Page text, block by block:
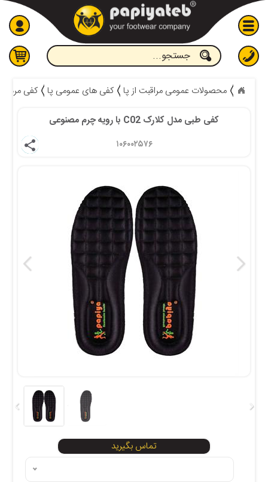
محصولات عمومی مراقبت از پا کفی های عمومی پا‍
کفی مردانه
کفی طبی مدل کلارک C02 با رویه چرم مصنوعی
۱۰۶۰۰۲۵۷۶ share
تماس بگیرید